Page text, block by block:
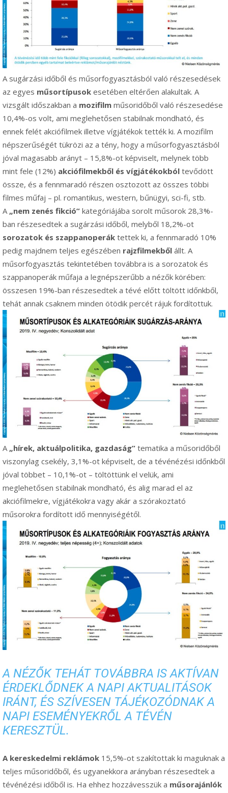
A sugárzási időből és műsorfogyasztásból való részesedések
az egyes műsortípusok esetében eltérően alakultak. A
vizsgált időszakban a mozifilm műsoridőből való részesedése
10,4%-os volt, ami meglehetősen stabilnak mondható, és
ennek felét akciófilmek illetve vígjátékok tették ki. A mozifilm
népszerűségét tükrözi az a tény, hogy a műsorfogyasztásból
jóval magasabb arányt – 15,8%-ot képviselt, melynek több
mint fele (12%) akciófilmekből és vígjátékokból tevődött
össze, és a fennmaradó részen osztozott az összes többi
filmes műfaj – pl. romantikus, western, bűnügyi, sci-fi, stb.
A „nem zenés fikció” kategóriájába sorolt műsorok 28,3%-
ban részesedtek a sugárzási időből, melyből 18,2%-ot
sorozatok és szappanoperák tettek ki, a fennmaradó 10%
pedig majdnem teljes egészében rajzfilmekből állt. A
műsorfogyasztás tekintetében továbbra is a sorozatok és
szappanoperák műfaja a legnépszerűbb a nézők körében:
összesen 19%-ban részesedtek a tévé előtt töltött időnkből,
tehát annak csaknem minden ötödik percét rájuk fordítottuk.
A „hírek, aktuálpolitika, gazdaság” tematika a műsoridőből
viszonylag csekély, 3,1%-ot képviselt, de a tévénézési időnkből
jóval többet – 10,1%-ot – töltöttünk el velük, ami
meglehetősen stabilnak mondható, és alig marad el az
akciófilmekre, vígjátékokra vagy akár a szórakoztató
műsorokra fordított idő mennyiségétől.
A NÉZŐK TEHÁT TOVÁBBRA IS AKTÍVAN
ÉRDEKLŐDNEK A NAPI AKTUALITÁSOK
IRÁNT, ÉS SZÍVESEN TÁJÉKOZÓDNAK A
NAPI ESEMÉNYEKRŐL A TÉVÉN
KERESZTÜL.
A kereskedelmi reklámok 15,5%-ot szakítottak ki maguknak a
teljes műsoridőből, és ugyanekkora arányban részesedtek a
tévénézési időből is. Ha ehhez hozzávesszük a műsorajánlók